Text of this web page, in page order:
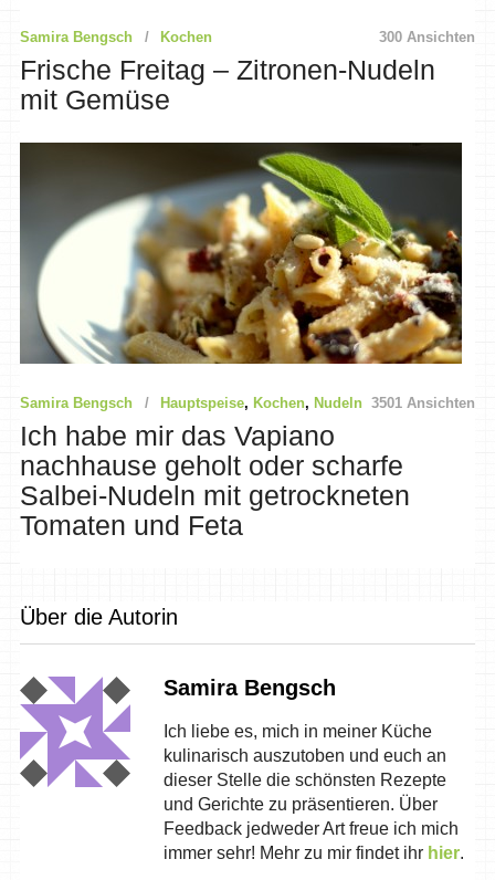
Samira Bengsch Kochen 300 Ansichten
Frische Freitag – Zitronen-Nudeln
mit Gemüse
Samira Bengsch Hauptspeise, Kochen, Nudeln 3501 Ansichten
Ich habe mir das Vapiano
nachhause geholt oder scharfe
Salbei-Nudeln mit getrockneten
Tomaten und Feta
Über die Autorin
Samira Bengsch
Ich liebe es, mich in meiner Küche
kulinarisch auszutoben und euch an
dieser Stelle die schönsten Rezepte
und Gerichte zu präsentieren. Über
Feedback jedweder Art freue ich mich
immer sehr! Mehr zu mir findet ihr hier.